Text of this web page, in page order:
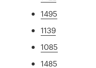
1495
1139
1085
1485